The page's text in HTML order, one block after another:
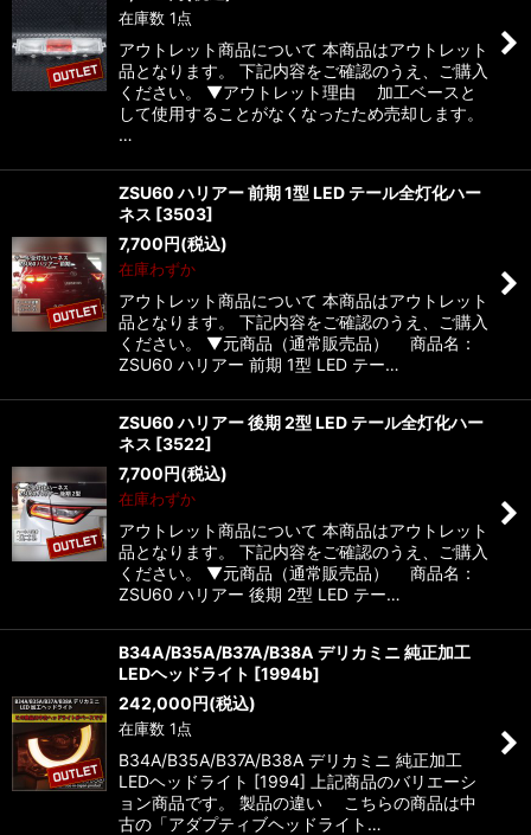
在庫数 1点
アウトレット商品について 本商品はアウトレット
品となります。 下記内容をご確認のうえ、ご購入
ください。 ▼アウトレット理由 加工ベースと
して使用することがなくなったため売却します。
…
ZSU60 ハリアー 前期 1型 LED テール全灯化ハー
ネス [3503]
7,700円(税込)
在庫わずか
アウトレット商品について 本商品はアウトレット
品となります。 下記内容をご確認のうえ、ご購入
ください。 ▼元商品（通常販売品） 商品名：
ZSU60 ハリアー 前期 1型 LED テー…
ZSU60 ハリアー 後期 2型 LED テール全灯化ハー
ネス [3522]
7,700円(税込)
在庫わずか
アウトレット商品について 本商品はアウトレット
品となります。 下記内容をご確認のうえ、ご購入
ください。 ▼元商品（通常販売品） 商品名：
ZSU60 ハリアー 後期 2型 LED テー…
B34A/B35A/B37A/B38A デリカミニ 純正加工
LEDヘッドライト [1994b]
242,000円(税込)
在庫数 1点
B34A/B35A/B37A/B38A デリカミニ 純正加工
LEDヘッドライト [1994] 上記商品のバリエーシ
ョン商品です。 製品の違い こちらの商品は中
古の「アダプティブヘッドライト…